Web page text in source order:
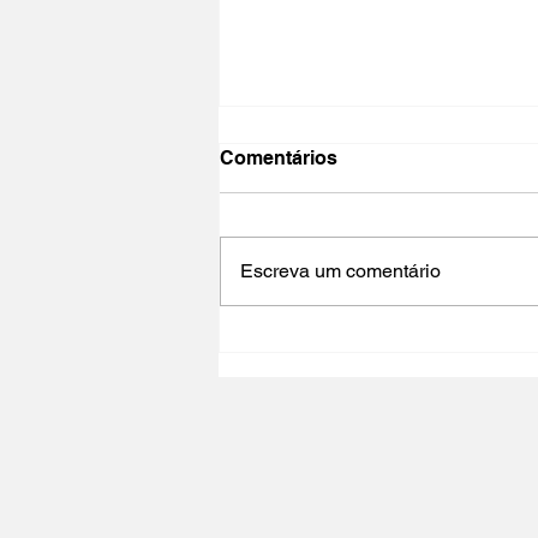
Comentários
Escreva um comentário